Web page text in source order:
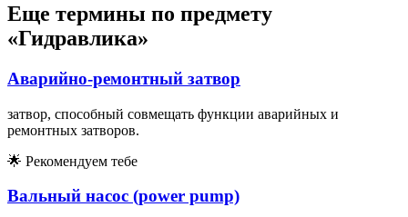
Еще термины по предмету
«Гидравлика»
Аварийно-ремонтный затвор
затвор, способный совмещать функции аварийных и
ремонтных затворов.
🌟 Рекомендуем тебе
Вальный насос (power pump)